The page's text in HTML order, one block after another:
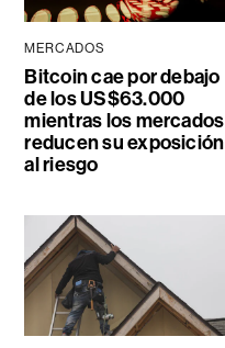
MERCADOS
Bitcoin cae por debajo
de los US$63.000
mientras los mercados
reducen su exposición
al riesgo